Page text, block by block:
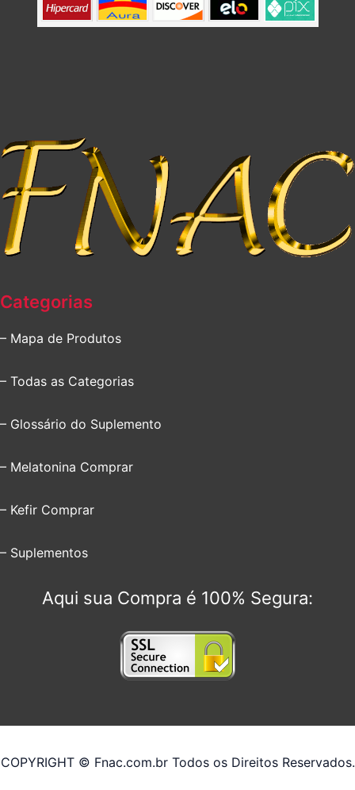
Categorias
– Mapa de Produtos
– Todas as Categorias
– Glossário do Suplemento
– Melatonina Comprar
– Kefir Comprar
– Suplementos
Aqui sua Compra é 100% Segura:
COPYRIGHT © Fnac.com.br Todos os Direitos Reservados.